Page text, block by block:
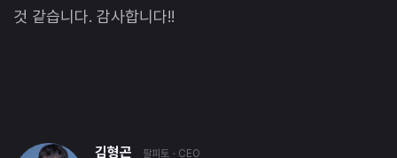
것 같습니다. 감사합니다!!
김형곤 팔피토 · CEO